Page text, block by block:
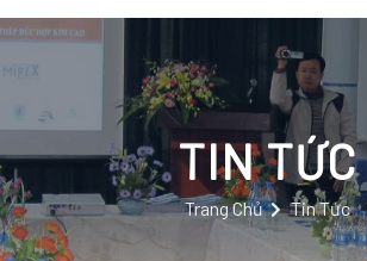
TIN TỨC
Trang Chủ Tin Tức